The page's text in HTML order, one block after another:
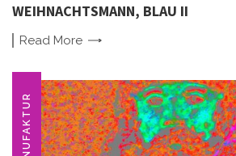
WEIHNACHTSMANN, BLAU II
Read More